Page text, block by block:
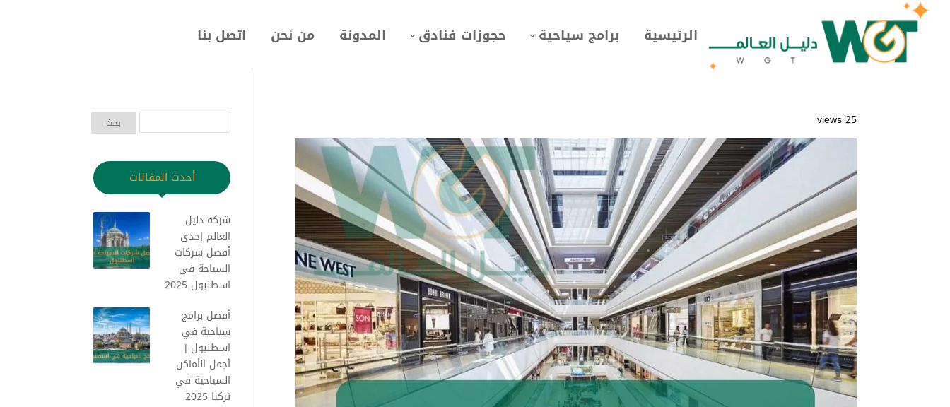
الرئيسية برامج سياحية حجوزات فنادق المدونة من نحن اتصل بنا
25 views
أحدث المقالات
شركة دليل
العالم إحدى
أفضل شركات
السياحة في
اسطنبول 2025
أفضل برامج
سياحية في
اسطنبول |
أجمل الأماكن
السياحية في
تركيا 2025